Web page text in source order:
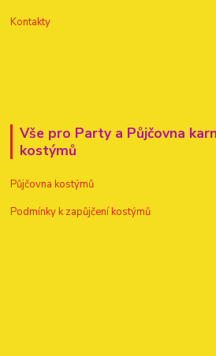
Kontakty
Vše pro Party a Půjčovna
kostýmů
Půjčovna kostýmů
Podmínky k zapůjčení kostýmů